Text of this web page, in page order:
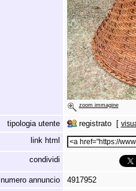
zoom immagine
tipologia utente registrato [
link html
condividi
numero annuncio
4917952